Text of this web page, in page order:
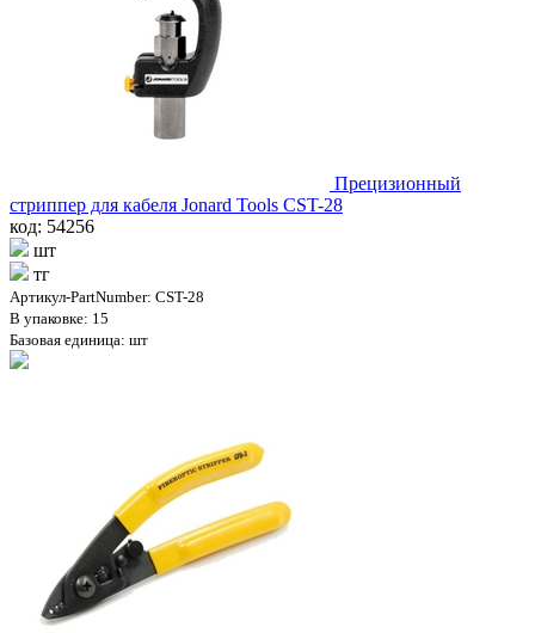
Прецизионный
стриппер для кабеля Jonard Tools CST-28
код: 54256
шт
тг
Артикул-PartNumber: CST-28
В упаковке: 15
Базовая единица: шт